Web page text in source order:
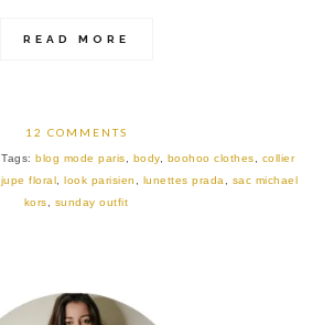
READ MORE
12 COMMENTS
Tags: blog mode paris body, boohoo clothes
collier
jupe floral ,look parisien lunettes prada
sac michael
kors
sunday outfit